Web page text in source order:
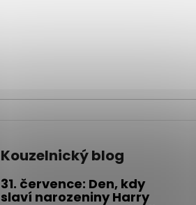
Kouzelnický blog
31. července: Den, kdy
slaví narozeniny Harry